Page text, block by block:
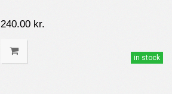
240.00 kr.
in stock